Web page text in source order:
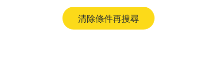
清除條件再搜尋